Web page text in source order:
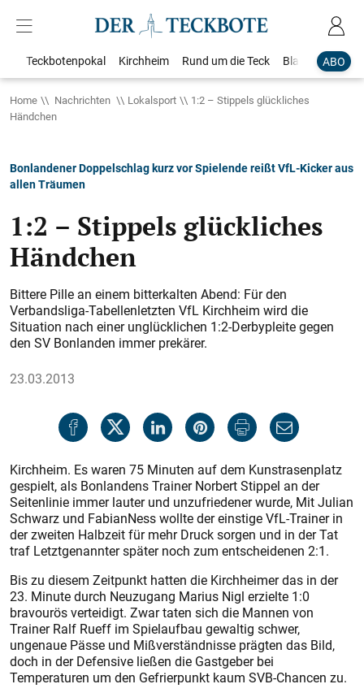
ABO
Teckbotenpokal Kirchheim Rund um die Teck Blaulicht
Home Nachrichten Lokalsport
1:2 – Stippels glückliches
Händchen
Bonlandener Doppelschlag kurz vor Spielende reißt VfL-Kicker aus
allen Träumen
1:2 – Stippels glückliches
Händchen
Bittere Pille an einem bitterkalten Abend: Für den
Verbandsliga-Tabellenletzten VfL Kirchheim wird die
Situation nach einer unglücklichen 1:2-Derbypleite gegen
den SV Bonlanden immer prekärer.
23.03.2013
Kirchheim. Es waren 75 Minuten auf dem Kunstrasenplatz
gespielt, als Bonlandens Trainer Norbert Stippel an der
Seitenlinie immer lauter und unzufriedener wurde, Mit Julian
Schwarz und FabianNess wollte der einstige VfL-Trainer in
der zweiten Halbzeit für mehr Druck sorgen und in der Tat
traf Letztgenannter später noch zum entscheidenen 2:1.
Bis zu diesem Zeitpunkt hatten die Kirchheimer das in der
23. Minute durch Neuzugang Marius Nigl erzielte 1:0
bravourös verteidigt. Zwar taten sich die Mannen von
Trainer Ralf Rueff im Spielaufbau gewaltig schwer,
ungenaue Pässe und Mißverständnisse prägten das Bild,
doch in der Defensive ließen die Gastgeber bei
Temperaturen um den Gefrierpunkt kaum SVB-Chancen zu.